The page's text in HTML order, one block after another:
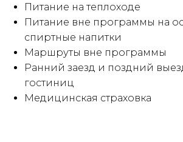
Питание на теплоходе
Питание вне программы на
спиртные напитки
Маршруты вне программы
Ранний заезд и поздний
гостиниц
Медицинская страховка